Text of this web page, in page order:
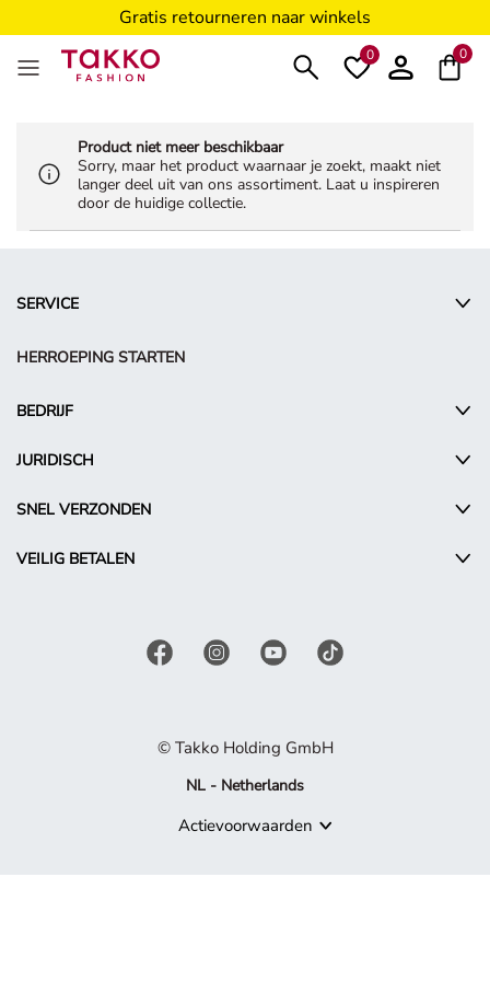
Gratis retourneren naar winkels
5€ voucher voor Takko Friends****
0 0
Product niet meer beschikbaar
Sorry, maar het product waarnaar je zoekt, maakt niet
langer deel uit van ons assortiment. Laat u inspireren
door de huidige collectie.
SERVICE
HERROEPING STARTEN
BEDRIJF
JURIDISCH
SNEL VERZONDEN
VEILIG BETALEN
© Takko Holding GmbH
NL - Netherlands
Actievoorwaarden